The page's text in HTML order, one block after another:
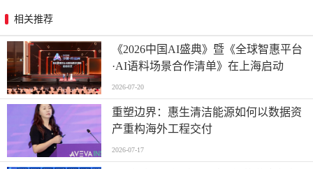
相关推荐
《2026中国AI盛典》暨《全球智惠平台
·AI语料场景合作清单》在上海启动
2026-07-20
重塑边界：惠生清洁能源如何以数据资
产重构海外工程交付
2026-07-17